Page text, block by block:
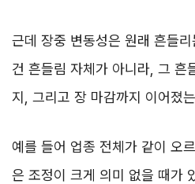
근데 장중 변동성은 원래 흔들
건 흔들림 자체가 아니라, 그 흔
지, 그리고 장 마감까지 이어졌
예를 들어 업종 전체가 같이 오
은 조정이 크게 의미 없을 때가